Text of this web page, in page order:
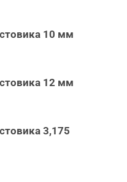
10 мм
12 мм
3,175